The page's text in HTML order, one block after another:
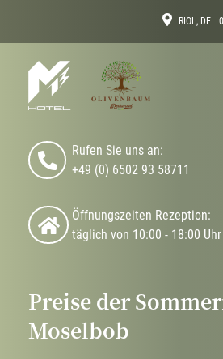
content
Wetter
RIOL, DE
Rufen Sie uns an:
+49 (0) 6502 93 58711
Öffnungszeiten Rezeption:
täglich von 10:00 - 18:00 Uhr
Preise der
Moselbob